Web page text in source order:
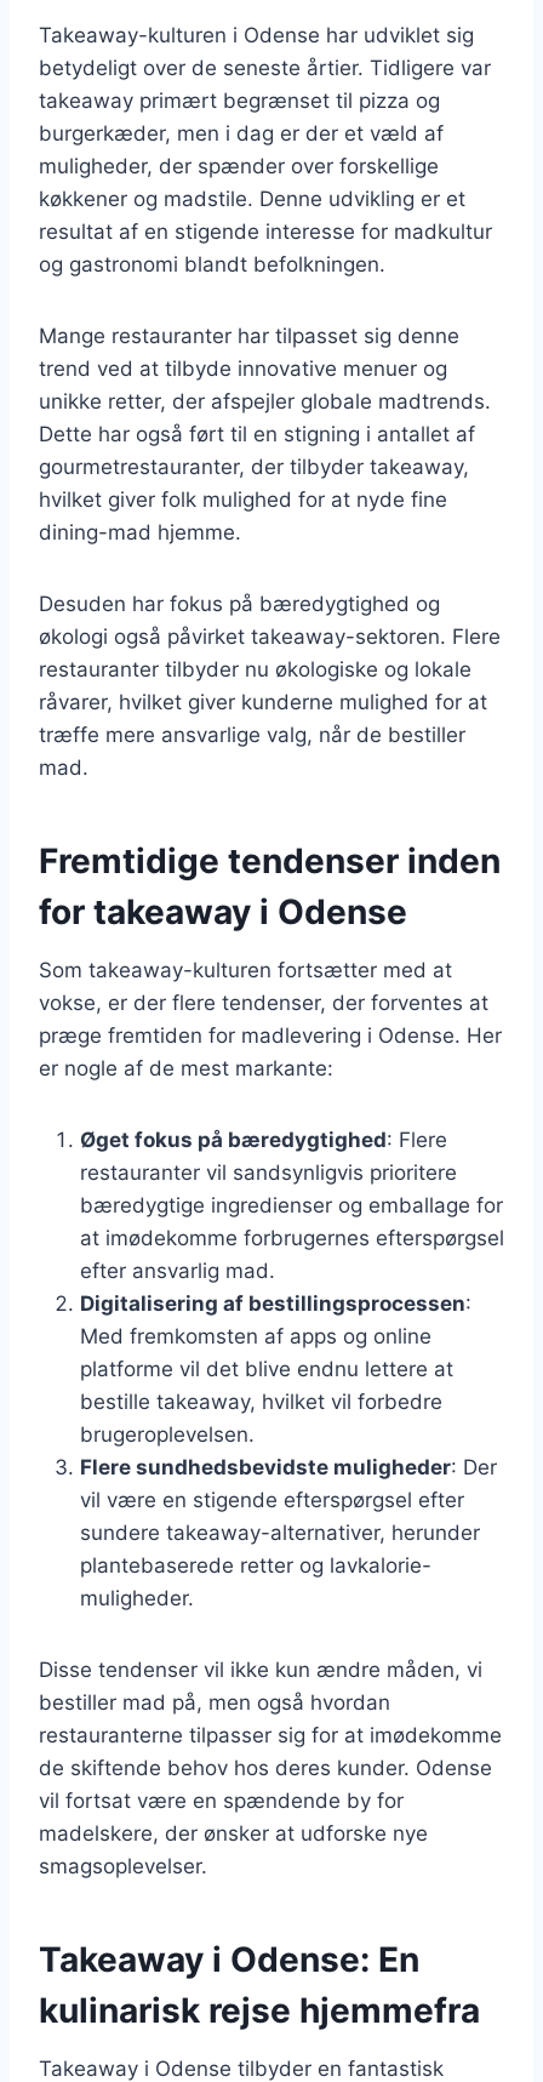
Takeaway-kulturen i Odense har udviklet sig
betydeligt over de seneste årtier. Tidligere var
takeaway primært begrænset til pizza og
burgerkæder, men i dag er der et væld af
muligheder, der spænder over forskellige
køkkener og madstile. Denne udvikling er et
resultat af en stigende interesse for madkultur
og gastronomi blandt befolkningen.
Mange restauranter har tilpasset sig denne
trend ved at tilbyde innovative menuer og
unikke retter, der afspejler globale madtrends.
Dette har også ført til en stigning i antallet af
gourmetrestauranter, der tilbyder takeaway,
hvilket giver folk mulighed for at nyde fine
dining-mad hjemme.
Desuden har fokus på bæredygtighed og
økologi også påvirket takeaway-sektoren. Flere
restauranter tilbyder nu økologiske og lokale
råvarer, hvilket giver kunderne mulighed for at
træffe mere ansvarlige valg, når de bestiller
mad.
Fremtidige tendenser inden
for takeaway i Odense
Som takeaway-kulturen fortsætter med at
vokse, er der flere tendenser, der forventes at
præge fremtiden for madlevering i Odense. Her
er nogle af de mest markante:
Øget fokus på bæredygtighed: Flere
restauranter vil sandsynligvis prioritere
bæredygtige ingredienser og emballage for
at imødekomme forbrugernes efterspørgsel
efter ansvarlig mad.
Digitalisering af bestillingsprocessen:
Med fremkomsten af apps og online
platforme vil det blive endnu lettere at
bestille takeaway, hvilket vil forbedre
brugeroplevelsen.
Flere sundhedsbevidste muligheder: Der
vil være en stigende efterspørgsel efter
sundere takeaway-alternativer, herunder
plantebaserede retter og lavkalorie-
muligheder.
Disse tendenser vil ikke kun ændre måden, vi
bestiller mad på, men også hvordan
restauranterne tilpasser sig for at imødekomme
de skiftende behov hos deres kunder. Odense
vil fortsat være en spændende by for
madelskere, der ønsker at udforske nye
smagsoplevelser.
Takeaway i Odense: En
kulinarisk rejse hjemmefra
Takeaway i Odense tilbyder en fantastisk